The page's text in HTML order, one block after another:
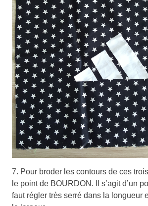
7. Pour broder les contours de ces
le point de BOURDON. Il s’agit d’un
faut régler très serré dans la longueur